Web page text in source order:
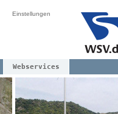
Einstellungen
Webservices